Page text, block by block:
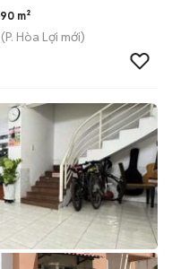
90 m²
(P. Hòa Lợi mới)